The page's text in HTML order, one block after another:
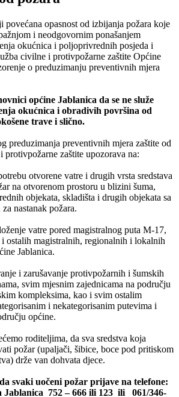
povećana opasnost od izbijanja požara koje
i neodgovornim ponašanjem
okućnica i poljoprivrednih posjeda i
civilne i protivpožarne zaštite Općine
o preduzimanju preventivnih mjera
općine Jablanica da se ne služe
okućnica i obradivih površina od
trave i slično.
preduzimanja preventivnih mjera zaštite od
protivpožarne zaštite upozorava na:
otvorene vatre i drugih vrsta sredstava
na otvorenom prostoru u blizini šuma,
objekata, skladišta i drugih objekata sa
nastanak požara.
vatre pored magistralnog puta M-17,
ostalih magistralnih, regionalnih i lokalnih
Jablanica.
i zarušavanje protivpožarnih i šumskih
svim mjesnim zajednicama na području
kompleksima, kao i svim ostalim
i nekategorisanim putevima i
općine.
roditeljima, da sva sredstva koja
požar (upaljači, šibice, boce pod pritiskom
drže van dohvata djece.
svaki uočeni požar prijave na telefone:
Jablanica 752 – 666 ili 123 ili 061/346-